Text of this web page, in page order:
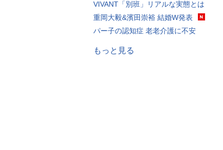
VIVANT「別班」リアルな実態とは
重岡大毅&濱田崇裕 結婚W発表
パー子の認知症 老老介護に不安
もっと見る